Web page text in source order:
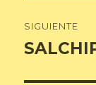
SIGUIENTE
Entrada